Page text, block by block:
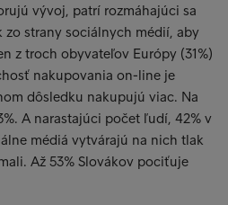
vývoj, patrí rozmáhajúci sa
strany sociálnych médií, aby
z troch obyvateľov Európy (31%)
nakupovania on-line je
dôsledku nakupujú viac. Na
A narastajúci počet ľudí, 42% v
médiá vytvárajú na nich tlak
Až 53% Slovákov pociťuje